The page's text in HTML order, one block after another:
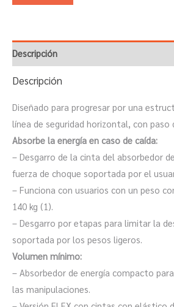
Descripción
Descripción
Diseñado para progresar por una
línea de seguridad horizontal, con paso
Absorbe la energía en caso de caída:
– Desgarro de la cinta del absorbedor
fuerza de choque soportada por el
– Funciona con usuarios con un peso
140 kg (1).
– Desgarro por etapas para limitar la
soportada por los pesos ligeros.
Volumen mínimo:
– Absorbedor de energía compacto
las manipulaciones.